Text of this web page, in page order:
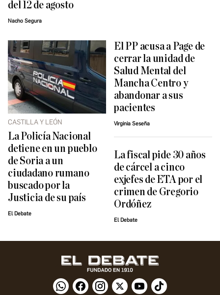
del 12 de agosto
Nacho Segura
CASTILLA Y LEÓN
La Policía Nacional
detiene en un pueblo
de Soria a un
ciudadano rumano
buscado por la
Justicia de su país
El Debate
El PP acusa a Page de
cerrar la unidad de
Salud Mental del
Mancha Centro y
abandonar a sus
pacientes
Virginia Seseña
La fiscal pide 30 años
de cárcel a cinco
exjefes de ETA por el
crimen de Gregorio
Ordóñez
El Debate